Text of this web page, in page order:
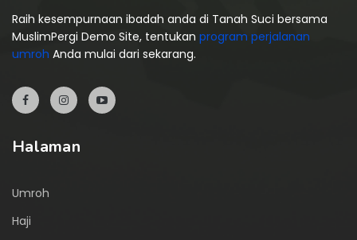
Raih kesempurnaan ibadah anda di Tanah Suci bersama
MuslimPergi Demo Site, tentukan program perjalanan
umroh Anda mulai dari sekarang.
Halaman
Umroh
Haji